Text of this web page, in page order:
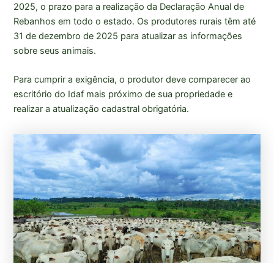
2025, o prazo para a realização da Declaração Anual de
Rebanhos em todo o estado. Os produtores rurais têm até
31 de dezembro de 2025 para atualizar as informações
sobre seus animais.
Para cumprir a exigência, o produtor deve comparecer ao
escritório do Idaf mais próximo de sua propriedade e
realizar a atualização cadastral obrigatória.